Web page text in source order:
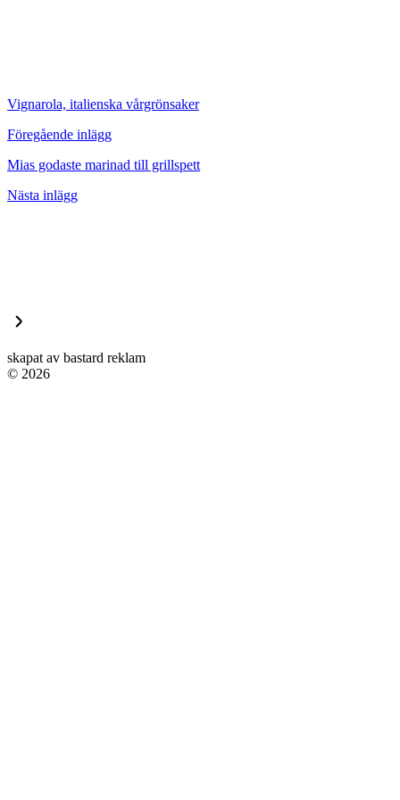
Vignarola, italienska vårgrönsaker
Föregående inlägg
Mias godaste marinad till grillspett
Nästa inlägg
skapat av bastard reklam
© 2026